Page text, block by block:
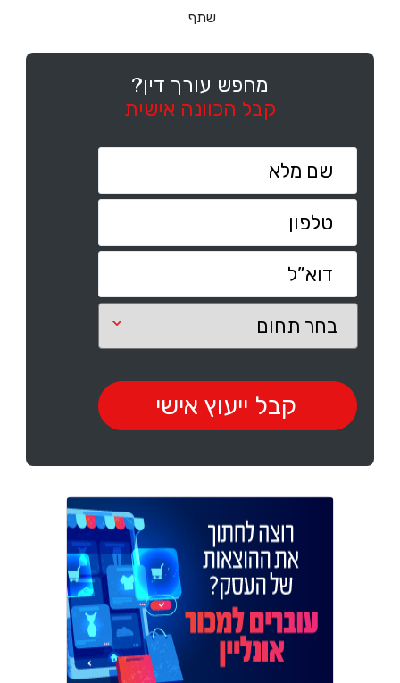
שתף
מחפש עורך דין?
קבל הכוונה אישית